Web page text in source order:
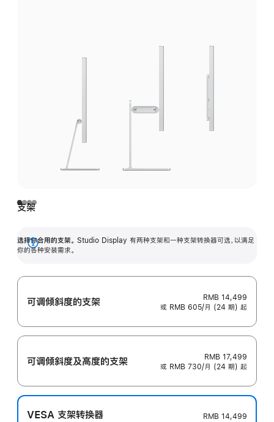
支架
选择你合用的支架。 Studio Display 有两种支架和一种支架转换器可选，以满足
你的各种安装需求。
展
可调倾斜度的支架
RMB 14,499
或 RMB 605/月 (24 期) 起
可调倾斜度及高‍度的支‍架
RMB 17,499
或 RMB 730/月 (24 期) 起
VESA 支架转换器
RMB 14,499